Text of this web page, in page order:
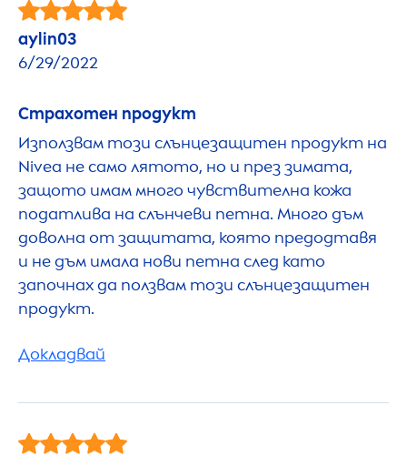
aylin03
6/29/2022
Страхотен продукт
Използвам този слънцезащитен продукт на
Nivea не само лятото, но и през зимата,
защото имам много чувствителна кожа
податлива на слънчеви петна. Много дъм
доволна от защитата, която предодтавя
и не дъм имала нови петна след като
започнах да ползвам този слънцезащитен
продукт.
Докладвай